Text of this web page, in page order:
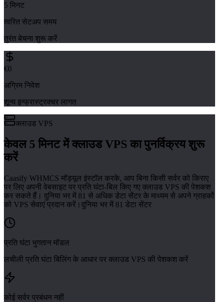
5 मिनट
त्वरित सेटअप समय
तुरंत बेचना शुरू करें
€0
अग्रिम निवेश
शून्य इन्फ्रास्ट्रक्चर लागत
क्लाउड VPS
केवल 5 मिनट में क्लाउड VPS का पुनर्विक्रय शुरू
करें
Caasify WHMCS मॉड्यूल इंस्टॉल करके, आप बिना किसी सर्वर को किराए
पर लिए अपनी वेबसाइट पर प्रति घंटा-बिल किए गए क्लाउड VPS की पेशकश
कर सकते हैं। दुनिया भर में 81 से अधिक डेटा सेंटर के माध्यम से अपने ग्राहकों
को VPS सेवाएं प्रदान करें। दुनिया भर में 81 डेटा सेंटर
प्रति घंटा भुगतान मॉडल
लचीली प्रति घंटा बिलिंग के आधार पर क्लाउड VPS की पेशकश करें
कोई सर्वर प्रबंधन नहीं